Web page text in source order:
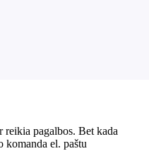
reikia pagalbos. Bet kada
komanda el. paštu